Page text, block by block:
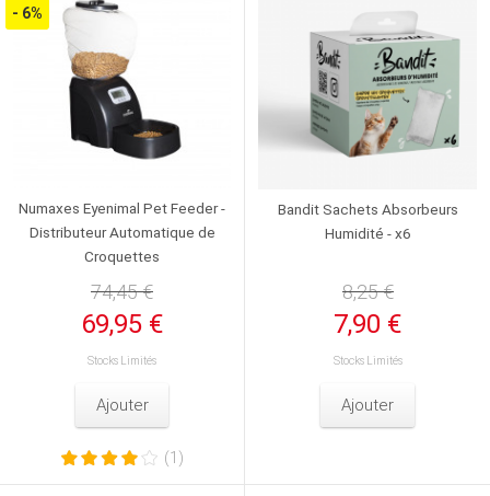
- 6%
Numaxes Eyenimal Pet Feeder -
Distributeur Automatique de
Croquettes
74,45 €
69,95 €
Stocks Limités
Ajouter
(1)
Bandit Sachets Absorbeurs
Humidité - x6
8,25 €
7,90 €
Stocks Limités
Ajouter